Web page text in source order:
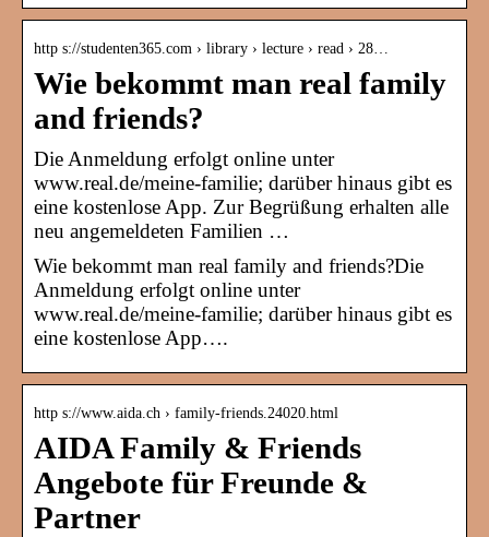
http s://studenten365.com › library › lecture › read › 28…
Wie bekommt man real family
and friends?
Die Anmeldung erfolgt online unter
www.real.de/meine-familie; darüber hinaus gibt es
eine kostenlose App. Zur Begrüßung erhalten alle
neu angemeldeten Familien …
Wie bekommt man real family and friends?Die
Anmeldung erfolgt online unter
www.real.de/meine-familie; darüber hinaus gibt es
eine kostenlose App….
http s://www.aida.ch › family-friends.24020.html
AIDA Family & Friends
Angebote für Freunde &
Partner